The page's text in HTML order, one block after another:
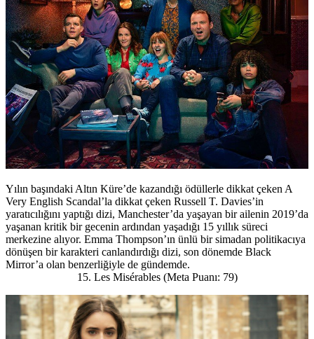
Yılın başındaki Altın Küre’de kazandığı ödüllerle dikkat çeken A
Very English Scandal’la dikkat çeken Russell T. Davies’in
yaratıcılığını yaptığı dizi, Manchester’da yaşayan bir ailenin 2019’da
yaşanan kritik bir gecenin ardından yaşadığı 15 yıllık süreci
merkezine alıyor. Emma Thompson’ın ünlü bir simadan politikacıya
dönüşen bir karakteri canlandırdığı dizi, son dönemde Black
Mirror’a olan benzerliğiyle de gündemde.
15. Les Misérables (Meta Puanı: 79)